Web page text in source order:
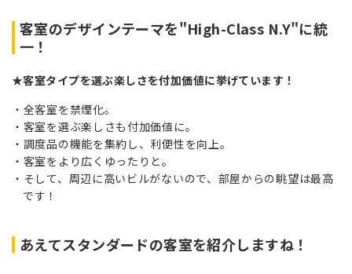
客室のデザインテーマを"High-Class N.Y"に統
一！
★客室タイプを選ぶ楽しさを付加価値に挙げています！
全客室を禁煙化。
客室を選ぶ楽しさも付加価値に。
調度品の機能を集約し、利便性を向上。
客室をより広くゆったりと。
そして、周辺に高いビルがないので、部屋からの眺望は最高
です！
あえてスタンダードの客室を紹介しますね！